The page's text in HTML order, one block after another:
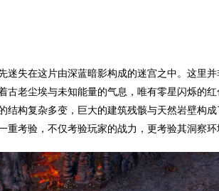
失在这片由深蓝暗影构成的迷宫之中。这里并
古老尘埃与未知能量的气息，唯有零星闪烁的
结构复杂多变，巨大的建筑残骸与天然岩壁构
重考验，不仅考验玩家的战力，更考验其洞察环